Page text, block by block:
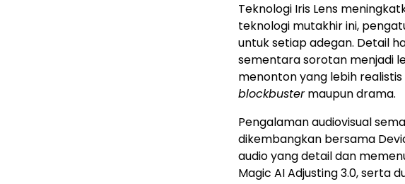
Teknologi Iris Lens
teknologi mutakhir ini,
untuk setiap adegan. Detail
sementara sorotan menjadi
menonton yang lebih
blockbustermaupun drama.
Pengalaman audiovisual
dikembangkan bersama
audio yang detail dan
Magic AI Adjusting 3.0, serta